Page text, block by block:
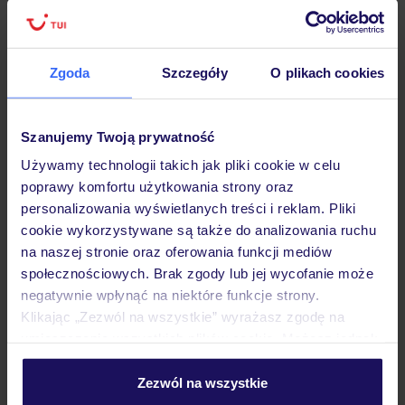
Zgoda Szczegóły O plikach cookies
Szanujemy Twoją prywatność
Używamy technologii takich jak pliki cookie w celu
poprawy komfortu użytkowania strony oraz
personalizowania wyświetlanych treści i reklam. Pliki
cookie wykorzystywane są także do analizowania ruchu
na naszej stronie oraz oferowania funkcji mediów
społecznościowych. Brak zgody lub jej wycofanie może
negatywnie wpłynąć na niektóre funkcje strony.
Klikając „Zezwól na wszystkie” wyrażasz zgodę na
personalizować swój wybór wchodząc w zakładkę
Zezwól na wszystkie
Hotel
Opinie
Pokoje
Wyżywienie